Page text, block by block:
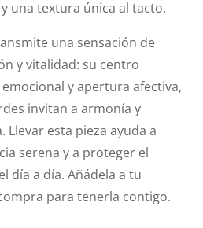
una textura única al tacto.
una sensación de
y vitalidad: su centro
y apertura afectiva,
invitan a armonía y
Llevar esta pieza ayuda a
serena y a proteger el
día a día. Añádela a tu
para tenerla contigo.